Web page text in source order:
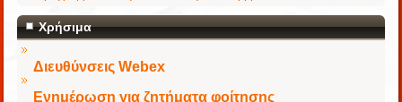
Χρήσιμα
Διευθύνσεις Webex
Ενημέρωση για ζητήματα φοίτησης